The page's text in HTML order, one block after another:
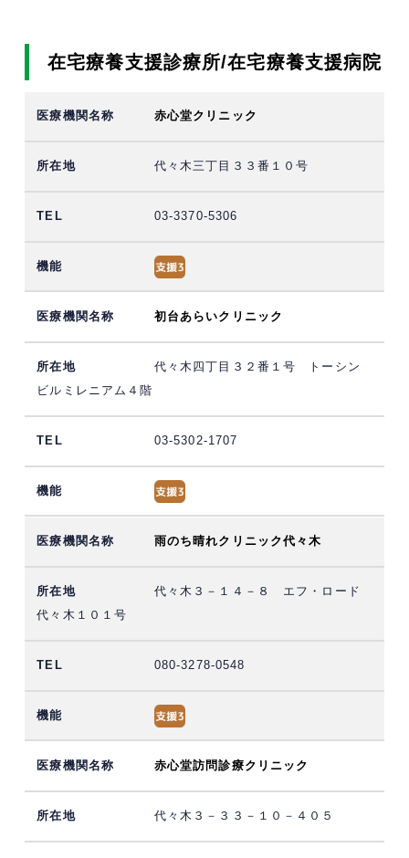
在宅療養支援診療所/在宅療養支援病院
赤心堂クリニック
代々木三丁目３３番１０号
03-3370-5306
初台あらいクリニック
代々木四丁目３２番１号 トーシン
ビルミレニアム４階
03-5302-1707
雨のち晴れクリニック代々木
代々木３－１４－８ エフ・ロード
代々木１０１号
080-3278-0548
赤心堂訪問診療クリニック
代々木３－３３－１０－４０５